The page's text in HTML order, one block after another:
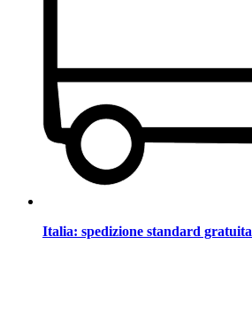
Italia: spedizione standard gratuita